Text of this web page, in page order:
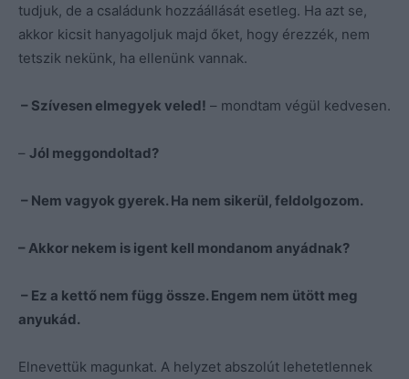
tudjuk, de a családunk hozzáállását esetleg. Ha azt se,
akkor kicsit hanyagoljuk majd őket, hogy érezzék, nem
tetszik nekünk, ha ellenünk vannak.
– Szívesen elmegyek veled! – mondtam végül kedvesen.
– Jól meggondoltad?
– Nem vagyok gyerek. Ha nem sikerül, feldolgozom.
– Akkor nekem is igent kell mondanom anyádnak?
– Ez a kettő nem függ össze. Engem nem ütött meg
anyukád.
Elnevettük magunkat. A helyzet abszolút lehetetlennek